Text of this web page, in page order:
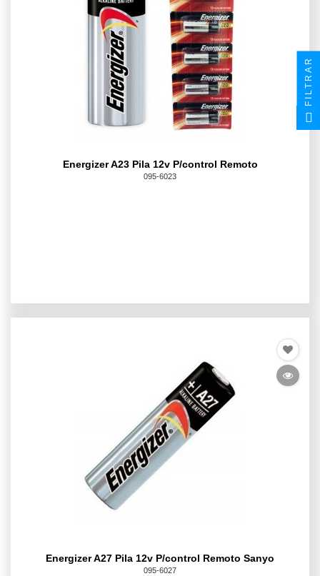
Energizer A23 Pila 12v P/control Remoto
095-6023
Energizer A27 Pila 12v P/control Remoto Sanyo
095-6027
FILTRAR